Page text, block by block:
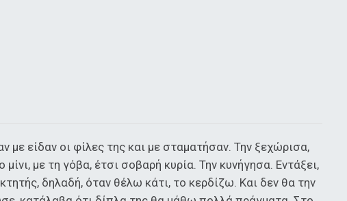
με είδαν οι φίλες της και με σταματήσαν. Την ξεχώρισα,
με τη γόβα, έτσι σοβαρή κυρία. Την κυνήγησα. Εντάξει,
δηλαδή, όταν θέλω κάτι, το κερδίζω. Και δεν θα την